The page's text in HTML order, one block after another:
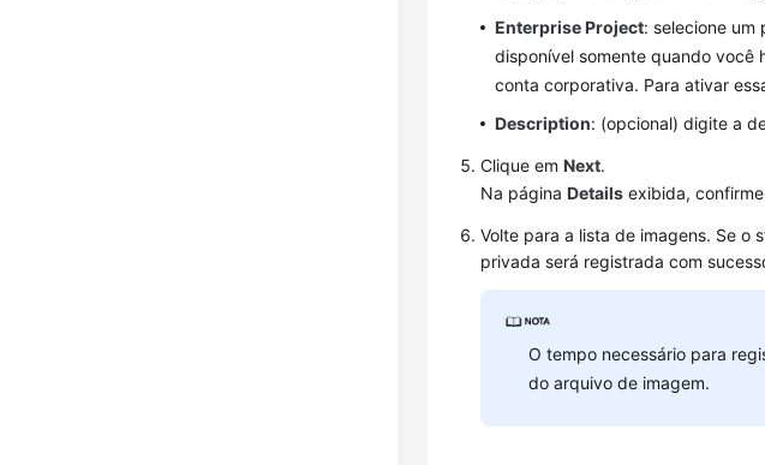
Enterprise Project: selecione um
disponível somente quando você
conta corporativa. Para ativar
Description: (opcional) digite a
Clique emNext.
Na páginaDetails exibida,
Volte para a lista de imagens. Se
privada será registrada com
O tempo necessário para
do arquivo de imagem.